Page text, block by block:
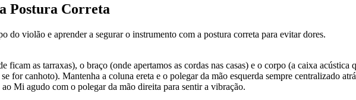
Postura Correta
do violão e aprender a segurar o instrumento com a postura correta para evitar dores.
ficam as tarraxas), o braço (onde apertamos as cordas nas casas) e o corpo (a caixa
for canhoto). Mantenha a coluna ereta e o polegar da mão esquerda sempre centralizado
Mi agudo com o polegar da mão direita para sentir a vibração.